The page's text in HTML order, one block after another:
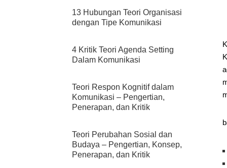
13 Hubungan Teori Organisasi
dengan Tipe Komunikasi
4 Kritik Teori Agenda Setting
Dalam Komunikasi
Teori Respon Kognitif dalam
Komunikasi – Pengertian,
Penerapan, dan Kritik
Teori Perubahan Sosial dan
Budaya – Pengertian, Konsep,
Penerapan, dan Kritik